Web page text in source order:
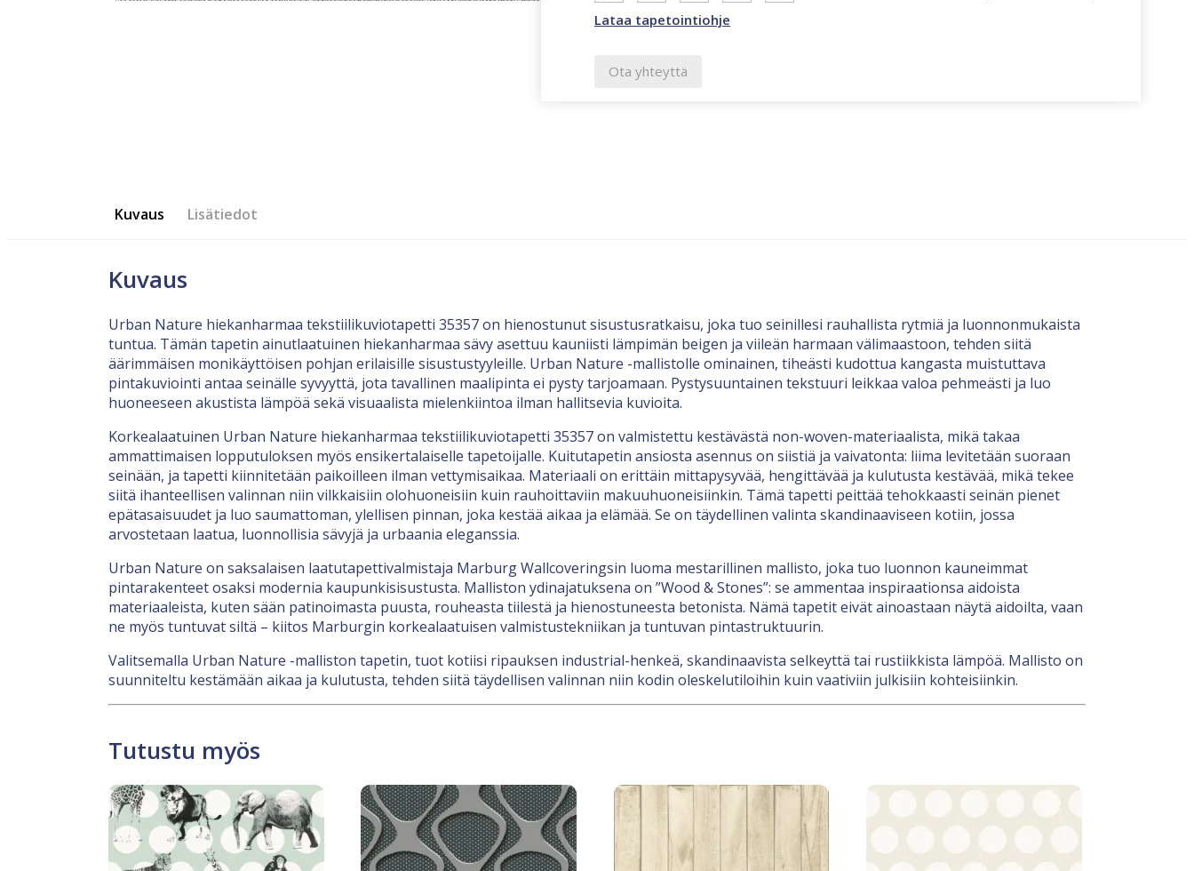
Lataa tapetointiohje
Ota yhteyttä
Kuvaus Lisätiedot
Kuvaus
Urban Nature hiekanharmaa tekstiilikuviotapetti 35357 on hienostunut sisustusratkaisu, joka tuo seinillesi rauhallista rytmiä ja luonnonmukaista
tuntua. Tämän tapetin ainutlaatuinen hiekanharmaa sävy asettuu kauniisti lämpimän beigen ja viileän harmaan välimaastoon, tehden siitä
äärimmäisen monikäyttöisen pohjan erilaisille sisustustyyleille. Urban Nature -mallistolle ominainen, tiheästi kudottua kangasta muistuttava
pintakuviointi antaa seinälle syvyyttä, jota tavallinen maalipinta ei pysty tarjoamaan. Pystysuuntainen tekstuuri leikkaa valoa pehmeästi ja luo
huoneeseen akustista lämpöä sekä visuaalista mielenkiintoa ilman hallitsevia kuvioita.
Korkealaatuinen Urban Nature hiekanharmaa tekstiilikuviotapetti 35357 on valmistettu kestävästä non-woven-materiaalista, mikä takaa
ammattimaisen lopputuloksen myös ensikertalaiselle tapetoijalle. Kuitutapetin ansiosta asennus on siistiä ja vaivatonta: liima levitetään suoraan
seinään, ja tapetti kiinnitetään paikoilleen ilman vettymisaikaa. Materiaali on erittäin mittapysyvää, hengittävää ja kulutusta kestävää, mikä tekee
siitä ihanteellisen valinnan niin vilkkaisiin olohuoneisiin kuin rauhoittaviin makuuhuoneisiinkin. Tämä tapetti peittää tehokkaasti seinän pienet
epätasaisuudet ja luo saumattoman, ylellisen pinnan, joka kestää aikaa ja elämää. Se on täydellinen valinta skandinaaviseen kotiin, jossa
arvostetaan laatua, luonnollisia sävyjä ja urbaania eleganssia.
Urban Nature on saksalaisen laatutapettivalmistaja Marburg Wallcoveringsin luoma mestarillinen mallisto, joka tuo luonnon kauneimmat
pintarakenteet osaksi modernia kaupunkisisustusta. Malliston ydinajatuksena on ”Wood & Stones”: se ammentaa inspiraationsa aidoista
materiaaleista, kuten sään patinoimasta puusta, rouheasta tiilestä ja hienostuneesta betonista. Nämä tapetit eivät ainoastaan näytä aidoilta, vaan
ne myös tuntuvat siltä – kiitos Marburgin korkealaatuisen valmistustekniikan ja tuntuvan pintastruktuurin.
Valitsemalla Urban Nature -malliston tapetin, tuot kotiisi ripauksen industrial-henkeä, skandinaavista selkeyttä tai rustiikkista lämpöä. Mallisto on
suunniteltu kestämään aikaa ja kulutusta, tehden siitä täydellisen valinnan niin kodin oleskelutiloihin kuin vaativiin julkisiin kohteisiinkin.
Tutustu myös